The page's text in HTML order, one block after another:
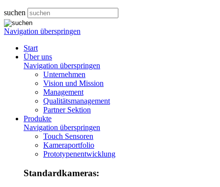
suchen
Navigation überspringen
Start
Über uns
Navigation überspringen
Unternehmen
Vision und Mission
Management
Qualitätsmanagement
Partner Sektion
Produkte
Navigation überspringen
Touch Sensoren
Kameraportfolio
Prototypenentwicklung
Standardkameras: